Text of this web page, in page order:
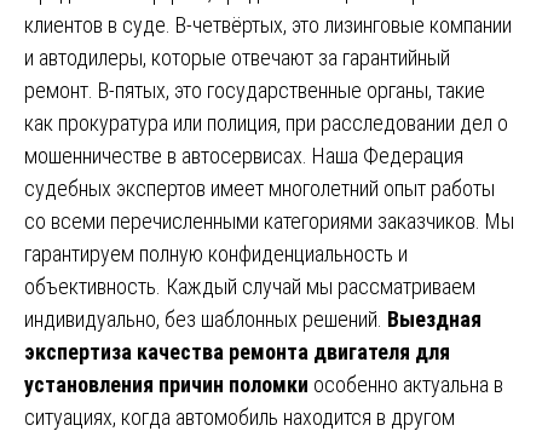
клиентов в суде. В-четвёртых, это лизинговые компании
и автодилеры, которые отвечают за гарантийный
ремонт. В-пятых, это государственные органы, такие
как прокуратура или полиция, при расследовании дел о
мошенничестве в автосервисах. Наша Федерация
судебных экспертов имеет многолетний опыт работы
со всеми перечисленными категориями заказчиков. Мы
гарантируем полную конфиденциальность и
объективность. Каждый случай мы рассматриваем
индивидуально, без шаблонных решений. Выездная
экспертиза качества ремонта двигателя для
установления причин поломки особенно актуальна в
ситуациях, когда автомобиль находится в другом